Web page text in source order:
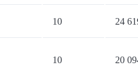
10 24
10 20